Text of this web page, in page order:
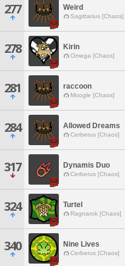
277 Weird
Sagittarius [Chaos]
278 Kirin
Omega [Chaos]
281 raccoon
Moogle [Chaos]
284 Allowed Dreams
Cerberus [Chaos]
317 Dynamis Duo
Cerberus [Chaos]
324 Turtel
Ragnarok [Chaos]
340 Nine Lives
Cerberus [Chaos]